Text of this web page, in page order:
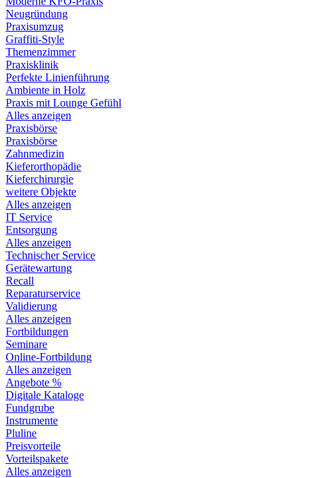
Neugründung
Praxisumzug
Graffiti-Style
Themenzimmer
Praxisklinik
Perfekte Linienführung
Ambiente in Holz
Praxis mit Lounge Gefühl
Alles anzeigen
Praxisbörse
Praxisbörse
Zahnmedizin
Kieferorthopädie
Kieferchirurgie
weitere Objekte
Alles anzeigen
IT Service
Entsorgung
Alles anzeigen
Technischer Service
Gerätewartung
Recall
Reparaturservice
Validierung
Alles anzeigen
Fortbildungen
Seminare
Online-Fortbildung
Alles anzeigen
Angebote %
Digitale Kataloge
Fundgrube
Instrumente
Pluline
Preisvorteile
Vorteilspakete
Alles anzeigen